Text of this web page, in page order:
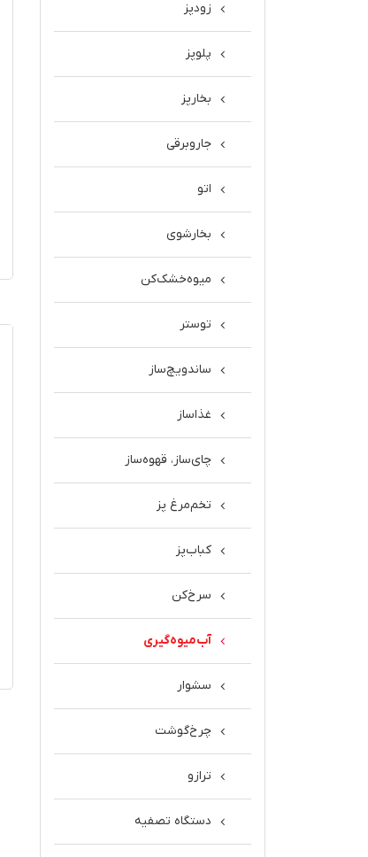
زودپز
پلوپز
بخارپز
جاروبرقی
اتو
بخارشوی
میوه‌خشک‌کن
توستر
ساندویچ‌ساز
غذاساز
چای‌ساز، قهوه‌ساز
تخم‌مرغ پز
کباب‌پز
سرخ‌کن
آب‌میوه‌گیری
سشوار
چرخ‌گوشت
ترازو
دستگاه تصفیه